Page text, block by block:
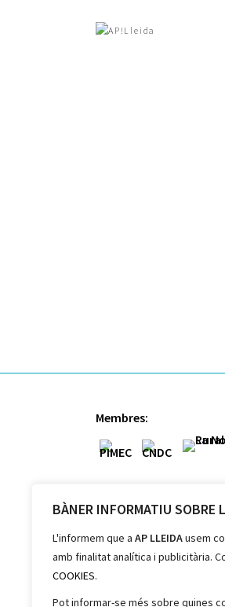
BÀNER INFORMATIU SOBRE
L'informem que a AP LLEIDAusem
amb finalitat analítica i publicitària.
COOKIES.
Pot informar-se més sobre quines
Membres:
Col·laboradors: